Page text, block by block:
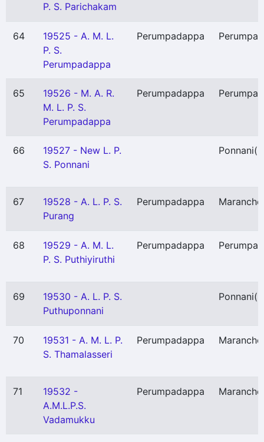
P. S. Parichakam
64
19525 - A. M. L.
P. S.
Perumpadappa
Perumpadappa
65
19526 - M. A. R.
M. L. P. S.
Perumpadappa
Perumpadappa
66
19527 - New L. P.
S. Ponnani
Ponnani
67
19528 - A. L. P. S.
Purang
Perumpadappa
68
19529 - A. M. L.
P. S. Puthiyiruthi
Perumpadappa
69
19530 - A. L. P. S.
Puthuponnani
Ponnani
70
19531 - A. M. L. P.
S. Thamalasseri
Perumpadappa
71
19532 -
A.M.L.P.S.
Vadamukku
Perumpadappa